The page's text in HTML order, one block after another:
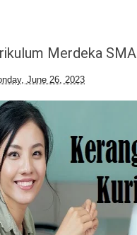
Merdeka SMA
June 26, 2023